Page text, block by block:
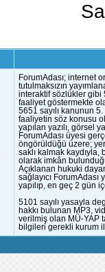
ForumAdası; internet
tutulmaksızın
interaktif sözlükler gibi
faaliyet göstermekte
5651 sayılı kanunun
faaliyetin söz konusu
yapılan yazılı, görsel
ForumAdası üyesi
öngörüldüğü üzere;
saklı kalmak
olarak imkân
Açıklanan hukuki
sağlayıcı
yapılıp, en geç 2 gün
5101 sayılı yasayla
hakkı bulunan MP3,
verilmiş olan MÜ-YAP
bilgileri gerekli kurum